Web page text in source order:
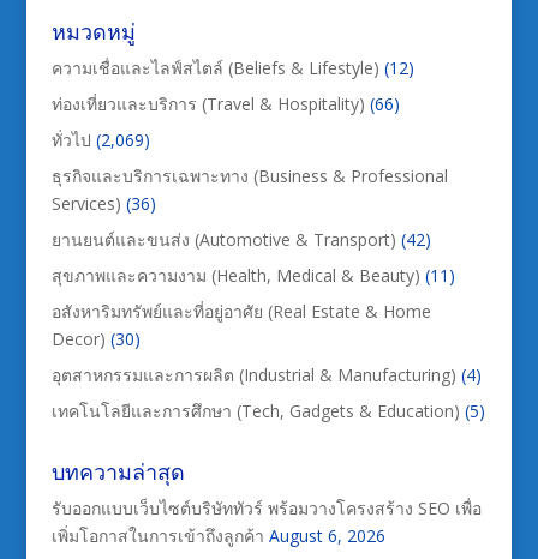
หมวดหมู่
ความเชื่อและไลฟ์สไตล์ (Beliefs & Lifestyle) (12)
ท่องเที่ยวและบริการ (Travel & Hospitality) (66)
ทั่วไป (2,069)
ธุรกิจและบริการเฉพาะทาง (Business & Professional
Services) (36)
ยานยนต์และขนส่ง (Automotive & Transport) (42)
สุขภาพและความงาม (Health, Medical & Beauty) (11)
อสังหาริมทรัพย์และที่อยู่อาศัย (Real Estate & Home
Decor) (30)
อุตสาหกรรมและการผลิต (Industrial & Manufacturing) (4)
เทคโนโลยีและการศึกษา (Tech, Gadgets & Education) (5)
บทความล่าสุด
รับออกแบบเว็บไซต์บริษัททัวร์ พร้อมวางโครงสร้าง SEO เพื่อ
เพิ่มโอกาสในการเข้าถึงลูกค้า August 6, 2026